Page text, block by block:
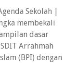
Sekolah |
membekali
dasar
Arrahmah
(BPI) dengan